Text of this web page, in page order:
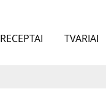
RECEPTAI TVARIAI